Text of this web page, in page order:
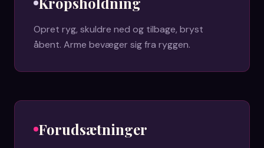
Opret ryg, skuldre ned og tilbage, bryst
åbent. Arme bevæger sig fra ryggen.
Forudsætninger